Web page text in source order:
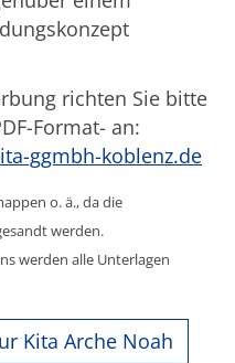
richten Sie bitte
Format- an:
ggmbh-koblenz.de
o. ä., da die
werden.
werden alle Unterlagen
Kita Arche Noah